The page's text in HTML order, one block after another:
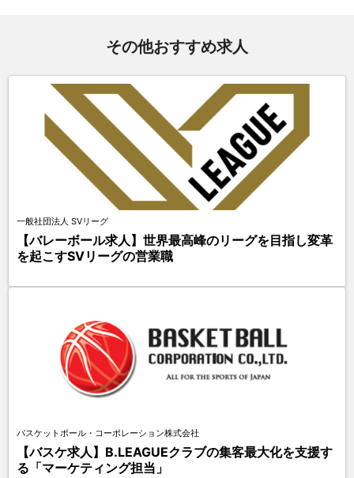
その他おすすめ求人
一般社団法人 SVリーグ
【バレーボール求人】世界最高峰のリーグを目指し変革
を起こすSVリーグの営業職
バスケットボール・コーポレーション株式会社
【バスケ求人】B.LEAGUEクラブの集客最大化を支援す
る「マーケティング担当」